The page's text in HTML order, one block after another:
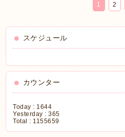
1 2
スケジュール
カウンター
Today : 1644
Yesterday :365
Total : 1155659